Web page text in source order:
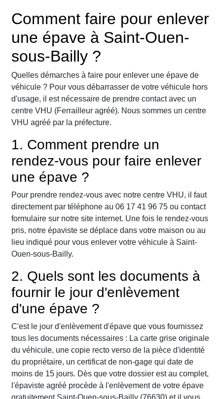
Comment faire pour enlever
une épave à Saint-Ouen-
sous-Bailly ?
Quelles démarches à faire pour enlever une épave de
véhicule ? Pour vous débarrasser de votre véhicule hors
d'usage, il est nécessaire de prendre contact avec un
centre VHU (Ferrailleur agréé). Nous sommes un centre
VHU agréé par la préfecture.
1. Comment prendre un
rendez-vous pour faire enlever
une épave ?
Pour prendre rendez-vous avec notre centre VHU, il faut
directement par téléphone au 06 17 41 96 75 ou contact
formulaire sur notre site internet. Une fois le rendez-vous
pris, notre épaviste se déplace dans votre maison ou au
lieu indiqué pour vous enlever votre véhicule à Saint-
Ouen-sous-Bailly.
2. Quels sont les documents à
fournir le jour d'enlèvement
d'une épave ?
C'est le jour d'enlèvement d'épave que vous fournissez
tous les documents nécessaires : La carte grise originale
du véhicule, une copie recto verso de la pièce d'identité
du propriétaire, un certificat de non-gage qui date de
moins de 15 jours. Dès que votre dossier est au complet,
l'épaviste agréé procède à l'enlèvement de votre épave